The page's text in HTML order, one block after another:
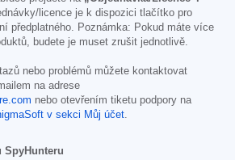
licence je k dispozici tlačítko pro
předplatného. Poznámka: Pokud máte více
budete je muset zrušit jednotlivě.
nebo problémů můžete kontaktovat
na adrese
nebo otevřením tiketu podpory na
v sekci Můj účet
SpyHunteru